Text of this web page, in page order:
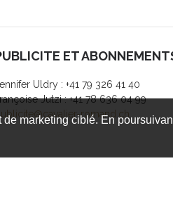
ET
Uldry : +41 79 326 41 40
Jutzi : +41 78 636 04 99
romand.ch
marketing ciblé. En